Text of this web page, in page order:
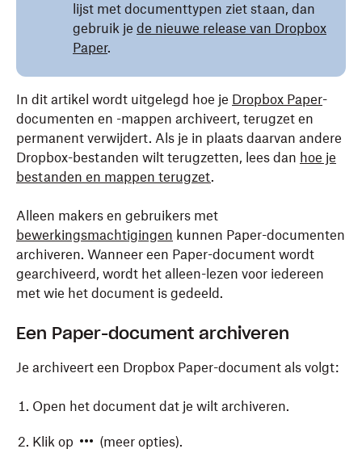
lijst met documenttypen ziet staan, dan
gebruik je de nieuwe release van Dropbox
Paper.
In dit artikel wordt uitgelegd hoe je Dropbox Paper-
documenten en -mappen archiveert, terugzet en
permanent verwijdert. Als je in plaats daarvan andere
Dropbox-bestanden wilt terugzetten, lees dan hoe je
bestanden en mappen terugzet.
Alleen makers en gebruikers met
bewerkingsmachtigingen kunnen Paper-documenten
archiveren. Wanneer een Paper-document wordt
gearchiveerd, wordt het alleen-lezen voor iedereen
met wie het document is gedeeld.
Een Paper-document archiveren
Je archiveert een Dropbox Paper-document als volgt:
Open het document dat je wilt archiveren.
Klik op
(meer opties).